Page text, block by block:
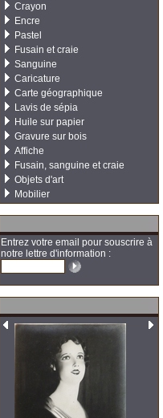
Crayon
Encre
Pastel
Fusain et craie
Sanguine
Caricature
Carte géographique
Lavis de sépia
Huile sur papier
Gravure sur bois
Affiche
Fusain, sanguine et craie
Objets d'art
Mobilier
Entrez votre email pour souscrire à
notre lettre d'information :